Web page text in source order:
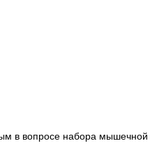
в вопросе набора